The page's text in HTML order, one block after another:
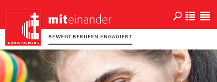
BEWEGT.BERUFEN.ENGAGIERT